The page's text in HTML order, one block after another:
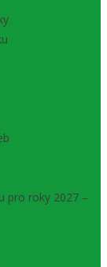
pro roky 2027 –